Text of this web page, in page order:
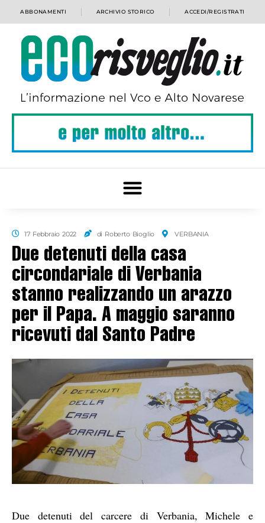
ABBONAMENTI ARCHIVIO STORICO ACCEDI/REGISTRATI
17 Febbraio 2022 di Roberto Bioglio VERBANIA
Due detenuti della casa
circondariale di Verbania
stanno realizzando un arazzo
per il Papa. A maggio saranno
ricevuti dal Santo Padre
Due detenuti del carcere di Verbania, Michele e